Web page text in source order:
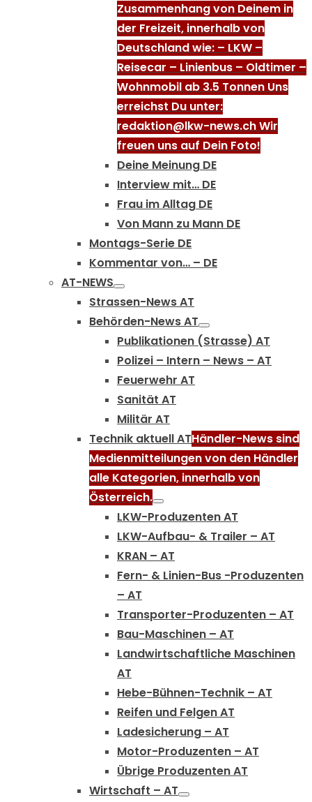
Zusammenhang von Deinem in
der Freizeit, innerhalb von
Deutschland wie: – LKW –
Reisecar – Linienbus – Oldtimer –
Wohnmobil ab 3.5 Tonnen Uns
erreichst Du unter:
redaktion@lkw-news.ch Wir
freuen uns auf Dein Foto!
Deine Meinung DE
Interview mit… DE
Frau im Alltag DE
Von Mann zu Mann DE
Montags-Serie DE
Kommentar von… – DE
AT-NEWS
Strassen-News AT
Behörden-News AT
Publikationen (Strasse) AT
Polizei – Intern – News – AT
Feuerwehr AT
Sanität AT
Militär AT
Technik aktuell ATHändler-News sind
Medienmitteilungen von den Händler
alle Kategorien, innerhalb von
Österreich.
LKW-Produzenten AT
LKW-Aufbau- & Trailer – AT
KRAN – AT
Fern- & Linien-Bus -Produzenten
– AT
Transporter-Produzenten – AT
Bau-Maschinen – AT
Landwirtschaftliche Maschinen
AT
Hebe-Bühnen-Technik – AT
Reifen und Felgen AT
Ladesicherung – AT
Motor-Produzenten – AT
Übrige Produzenten AT
Wirtschaft – AT